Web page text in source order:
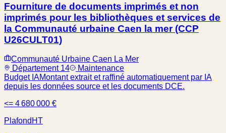
Fourniture de documents imprimés et non
imprimés pour les bibliothèques et services de
la Communauté urbaine Caen la mer (CCP
U26CULT01)
Communauté Urbaine Caen La Mer
Département 14
Maintenance
Budget IAMontant extrait et raffiné automatiquement par IA
depuis les données source et les documents DCE.
<= 4 680 000 €
Plafond HT